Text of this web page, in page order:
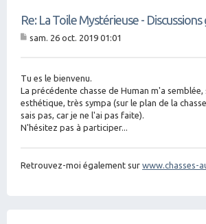
Re: La Toile Mystérieuse -
g
e
sam. 26 oct. 2019 01:01
Tu es le bienvenu.
La précédente chasse de Human m'a semblée,
esthétique, très sympa (sur le plan de la
sais pas, car je ne l'ai pas faite).
N'hésitez pas à participer...
Retrouvez-moi également sur www.chasses-